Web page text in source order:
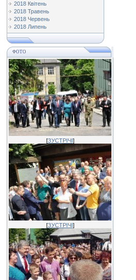
2018 Квітень
2018 Травень
2018 Червень
2018 Липень
ФОТО
[ЗУСТРІЧІ]
[ЗУСТРІЧІ]